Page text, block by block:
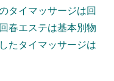
タイマッサージは回
春エステは基本別物
たタイマッサージは